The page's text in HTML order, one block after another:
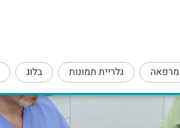
גלריית תמונות בלוג